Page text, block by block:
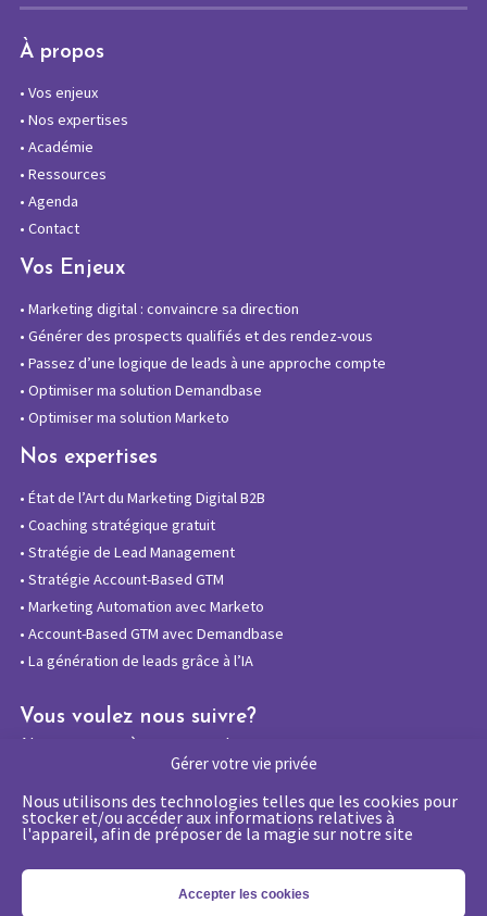
Gérer votre vie privée
Nous utilisons des technologies telles que les cookies pour
stocker et/ou accéder aux informations relatives à
l'appareil, afin de préposer de la magie sur notre site
Accepter les cookies
À propos
• Vos enjeux
• Nos expertises
• Académie
• Ressources
• Agenda
• Contact
Vos Enjeux
• Marketing digital : convaincre sa direction
• Générer des prospects qualifiés et des rendez-vous
• Passez d’une logique de leads à une approche compte
• Optimiser ma solution Demandbase
• Optimiser ma solution Marketo
Nos expertises
• État de l’Art du Marketing Digital B2B
• Coaching stratégique gratuit
• Stratégie de Lead Management
• Stratégie Account-Based GTM
• Marketing Automation avec Marketo
• Account-Based GTM avec Demandbase
• La génération de leads grâce à l’IA
Vous voulez nous suivre?
Abonnez-vous à notre newsletter